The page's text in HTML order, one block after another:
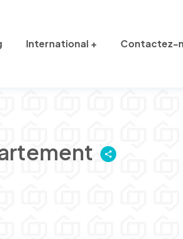
International Contactez-